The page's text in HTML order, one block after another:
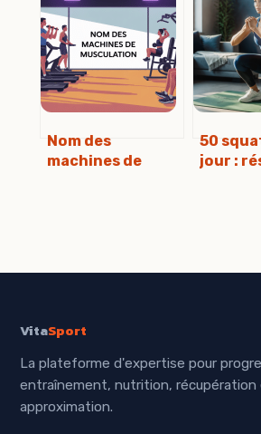
d’emploi concret
après
toute
Nom des
machines de
50
jour :
VitaSport
La plateforme d'expertise pour
entraînement, nutrition, récupération
approximation.